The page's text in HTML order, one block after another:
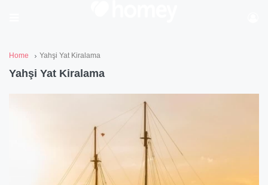
Home Yahşi Yat Kiralama
Yahşi Yat Kiralama